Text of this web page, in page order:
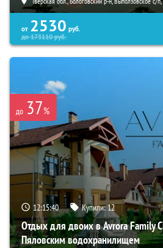
от 2530 руб.
до173110руб.
до 37%
12:15:38 Купили:12
Отдых для двоих в Avrora Family
Пяловским водохранилищем